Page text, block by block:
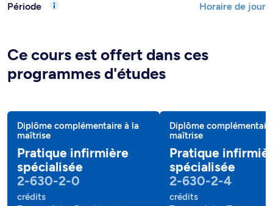
Période
Horaire de jour
Ce cours est offert dans ces
programmes d'études
Diplôme complémentaire à la
maîtrise
Pratique infirmière
spécialisée
2-630-2-0
crédits
Diplôme
maîtrise
Pratique
spécialisée
2-630-2-4
crédits